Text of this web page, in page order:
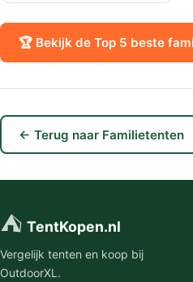
🏆 Bekijk de Top 5 beste
← Terug naar Familietenten
⛺ TentKopen.nl
Vergelijk tenten en koop bij
OutdoorXL.